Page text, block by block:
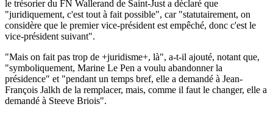
le trésorier du FN Wallerand de Saint-Just a déclaré que
"juridiquement, c'est tout à fait possible", car "statutairement, on
considère que le premier vice-président est empêché, donc c'est le
vice-président suivant".
"Mais on fait pas trop de +juridisme+, là", a-t-il ajouté, notant que,
"symboliquement, Marine Le Pen a voulu abandonner la
présidence" et "pendant un temps bref, elle a demandé à Jean-
François Jalkh de la remplacer, mais, comme il faut le changer, elle a
demandé à Steeve Briois".